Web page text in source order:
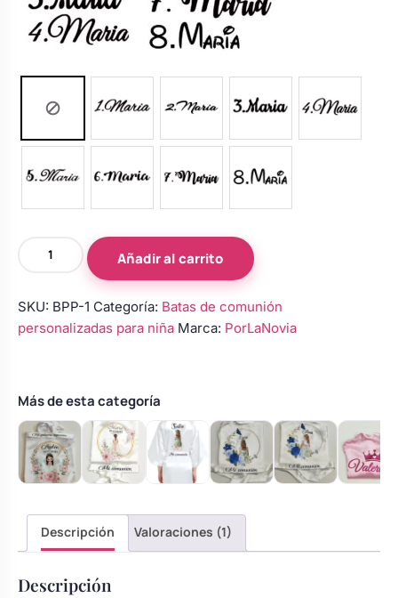
Personalizada
Comunión
cantidad
Añadir al carrito
SKU: BPP-1 Categoría: Batas de comunión
personalizadas para niña Marca: PorLaNovia
Más de esta categoría
Descripción Valoraciones (1)
Descripción